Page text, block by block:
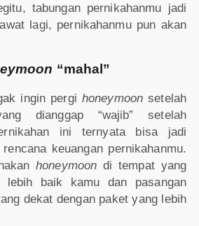
tabungan pernikahanmu jadi
lagi, pernikahanmu pun akan
“mahal”
ingin pergi honeymoon setelah
dianggap “wajib” setelah
ini ternyata bisa jadi
keuangan pernikahanmu.
honeymoon di tempat yang
lebih baik kamu dan pasangan
dekat dengan paket yang lebih